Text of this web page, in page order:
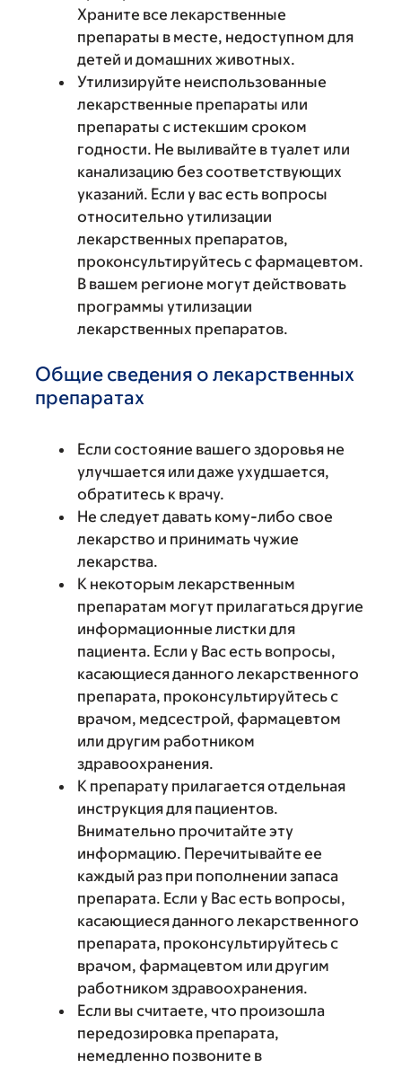
Храните все лекарственные
препараты в месте, недоступном для
детей и домашних животных.
Утилизируйте неиспользованные
лекарственные препараты или
препараты с истекшим сроком
годности. Не выливайте в туалет или
канализацию без соответствующих
указаний. Если у вас есть вопросы
относительно утилизации
лекарственных препаратов,
проконсультируйтесь с фармацевтом.
В вашем регионе могут действовать
программы утилизации
лекарственных препаратов.
Общие сведения о лекарственных
препаратах
Если состояние вашего здоровья не
улучшается или даже ухудшается,
обратитесь к врачу.
Не следует давать кому-либо свое
лекарство и принимать чужие
лекарства.
К некоторым лекарственным
препаратам могут прилагаться другие
информационные листки для
пациента. Если у Вас есть вопросы,
касающиеся данного лекарственного
препарата, проконсультируйтесь с
врачом, медсестрой, фармацевтом
или другим работником
здравоохранения.
К препарату прилагается отдельная
инструкция для пациентов.
Внимательно прочитайте эту
информацию. Перечитывайте ее
каждый раз при пополнении запаса
препарата. Если у Вас есть вопросы,
касающиеся данного лекарственного
препарата, проконсультируйтесь с
врачом, фармацевтом или другим
работником здравоохранения.
Если вы считаете, что произошла
передозировка препарата,
немедленно позвоните в